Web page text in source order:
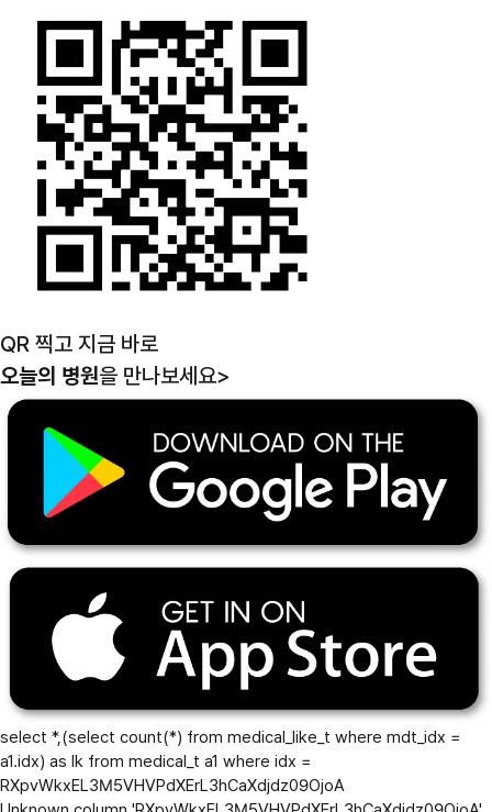
QR 찍고 지금 바로
오늘의 병원을 만나보세요>
select *,(select count(*) from medical_like_t where mdt_idx =
a1.idx) as lk from medical_t a1 where idx =
RXpvWkxEL3M5VHVPdXErL3hCaXdjdz09OjoA